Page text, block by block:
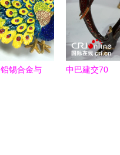
品的艺术与
寓意
铅锡合金与
中巴建交70